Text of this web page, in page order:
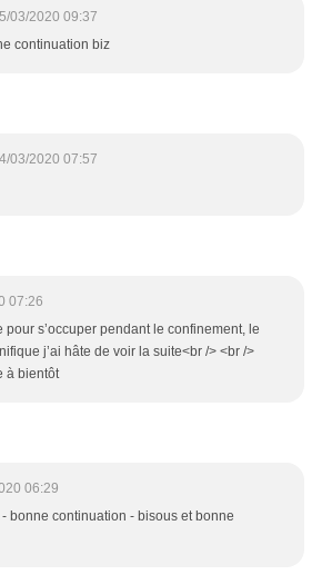
03/2020 09:37
continuation biz
03/2020 07:57
07:26
pour s’occuper pendant le confinement, le
j’ai hâte de voir la suite<br /> <br />
à bientôt
06:29
bonne continuation - bisous et bonne